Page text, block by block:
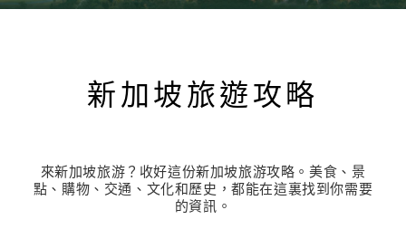
新加坡旅遊攻略
來新加坡旅游？收好這份新加坡旅游攻略。美食、景
點、購物、交通、文化和歷史，都能在這裏找到你需要
的資訊。